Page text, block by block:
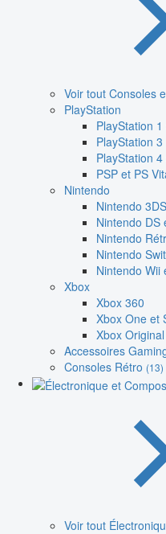
Voir tout Consoles
PlayStation
PlayStation 1
PlayStation 3
PlayStation
PSP et PS
Nintendo
Nintendo
Nintendo DS
Nintendo
Nintendo
Nintendo Wii
Xbox
Xbox 360
Xbox One et
Xbox Original
Accessoires
Consoles Rétro (13)
Voir tout